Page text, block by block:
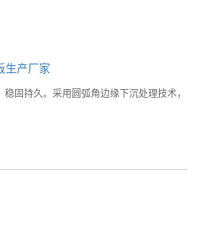
生产厂家
固持久。采用圆弧角边缘下沉处理技术，